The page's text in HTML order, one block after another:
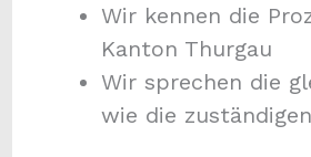
Wir kennen die
Kanton Thurgau
Wir sprechen die
wie die